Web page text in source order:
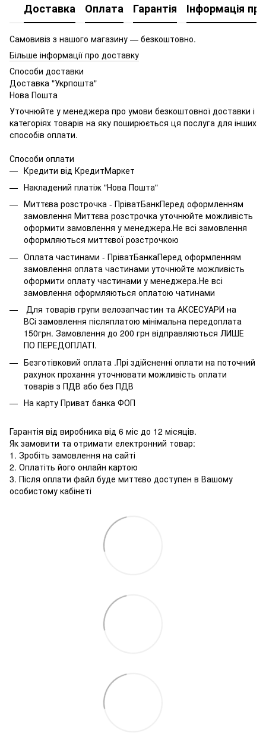
Доставка Оплата Гарантія Інформація
Самовивіз з нашого магазину — безкоштовно.
Більше інформації про доставку
Способи доставки
Доставка "Укрпошта"
Нова Пошта
Уточнюйте у менеджера про умови безкоштовної доставки і
категоріях товарів на яку поширюється ця послуга для інших
способів оплати.
Способи оплати
Кредити від КредитМаркет
Накладений платіж "Нова Пошта"
Миттєва розстрочка - ПріватБанкПеред оформленням
замовлення Миттєва розстрочка уточнюйте можливість
оформити замовлення у менеджера.Не всі замовлення
оформляються миттєвої розстрочкою
Оплата частинами - ПріватБанкаПеред оформленням
замовлення оплата частинами уточнюйте можливість
оформити оплату частинами у менеджера.Не всі
замовлення оформляються оплатою чатинами
Для товарів групи велозапчастин та АКСЕСУАРИ на
ВСі замовлення післяплатою мінімальна передоплата
150грн. Замовлення до 200 грн відправляються ЛИШЕ
ПО ПЕРЕДОПЛАТІ.
Безготівковий оплата .Прі здійсненні оплати на поточний
рахунок прохання уточнювати можливість оплати
товарів з ПДВ або без ПДВ
На карту Приват банка ФОП
Гарантія від виробника від 6 міс до 12 місяців.
Як замовити та отримати електронний товар:
1. Зробіть замовлення на сайті
2. Оплатіть його онлайн картою
3. Після оплати файл буде миттєво доступен в Вашому
особистому кабінеті